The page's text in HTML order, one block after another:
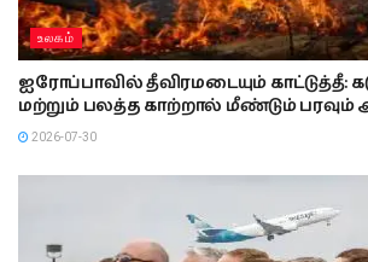
உலகம்
ஐரோப்பாவில் தீவிரமடையும்
மற்றும் பலத்த காற்றால் மீண்டும் பரவும்
2026-07-30